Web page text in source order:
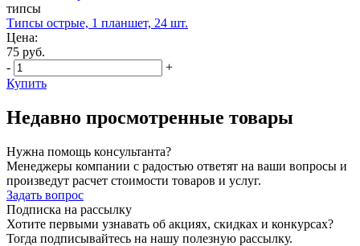
типсы
Типсы острые, 1 планшет, 24 шт.
Цена:
75 руб.
-
+
Купить
Недавно просмотренные товары
Нужна помощь консультанта?
Менеджеры компании с радостью ответят на ваши вопросы и
произведут расчет стоимости товаров и услуг.
Задать вопрос
Подписка на рассылку
Хотите первыми узнавать об акциях, скидках и конкурсах?
Тогда подписывайтесь на нашу полезную рассылку.